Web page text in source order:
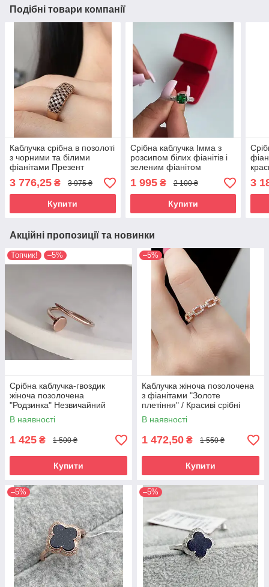
Подібні товари компанії
Каблучка срібна в позолоті
з чорними та білими
фіанітами Презент
3 776,25 ₴ 3 975 ₴
Купити
Срібна каблучка Імма з
розсипом білих фіанітів і
зеленим фіанітом
квадратної форми
1 995₴ 2 100 ₴
Купити
925
3
Акційні пропозиції та новинки
Топчик! –5%
Срібна каблучка-гвоздик
жіноча позолочена
"Родзинка" Незвичайний
перстень срібло 925 проби
В наявності
1 425 ₴ 1 500 ₴
Купити
–5%
Каблучка жіноча позолочена
з фіанітами "Золоте
плетіння" / Красиві срібні
каблучки зі срібла 925 проби
В наявності
1 472,50 ₴ 1 550 ₴
Купити
–5% –5%